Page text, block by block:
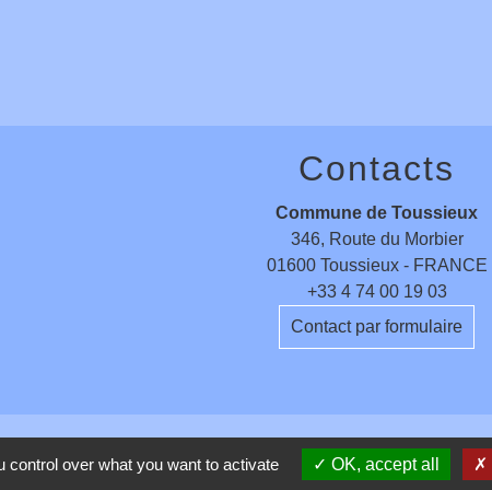
Contacts
Commune de Toussieux
346, Route du Morbier
01600 Toussieux - FRANCE
+33 4 74 00 19 03
Contact par formulaire
légales - Politique de confidentialité - Accessibilité -
over what you want to activate OK, accept all